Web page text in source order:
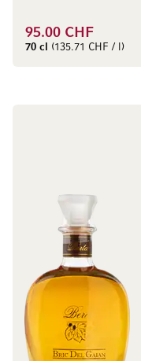
95.00 CHF
70 cl (135.71 CHF / l)